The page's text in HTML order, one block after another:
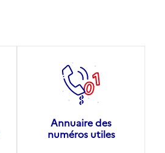
Annuaire des
numéros utiles